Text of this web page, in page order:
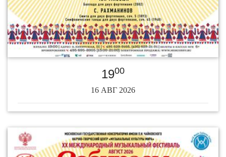
1900
16 АВГ 2026